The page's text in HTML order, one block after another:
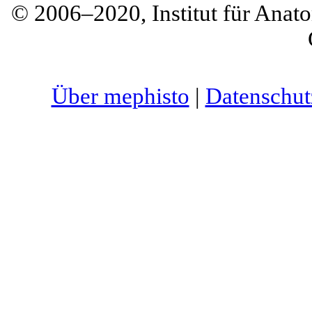
© 2006–2020, Institut für
Über mephisto |